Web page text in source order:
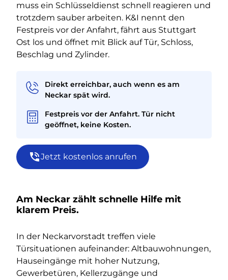
muss ein Schlüsseldienst schnell reagieren und
trotzdem sauber arbeiten. K&I nennt den
Festpreis vor der Anfahrt, fährt aus Stuttgart
Ost los und öffnet mit Blick auf Tür, Schloss,
Beschlag und Zylinder.
Direkt erreichbar, auch wenn es am
Neckar spät wird.
Festpreis vor der Anfahrt. Tür nicht
geöffnet, keine Kosten.
Jetzt kostenlos anrufen
Am Neckar zählt schnelle Hilfe mit
klarem Preis.
In der Neckarvorstadt treffen viele
Türsituationen aufeinander: Altbauwohnungen,
Hauseingänge mit hoher Nutzung,
Gewerbetüren, Kellerzugänge und